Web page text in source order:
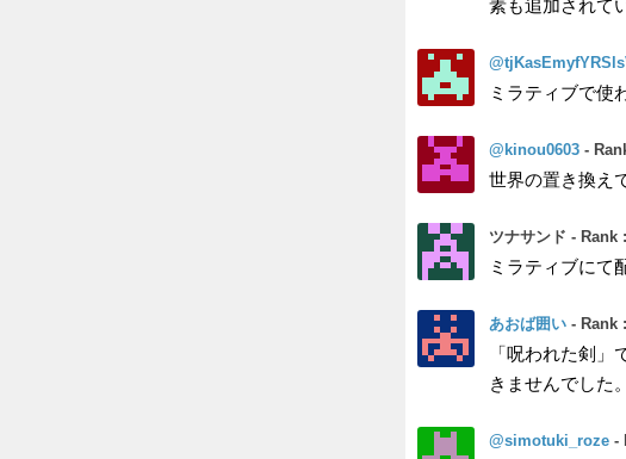
素も追加されて
ミラティブで使
@kinou0603 -
世界の置き換え
ツナサンド - Rank
ミラティブにて
あおば囲い - Rank
「呪われた剣
きませんでした。
@simotuki_roze -